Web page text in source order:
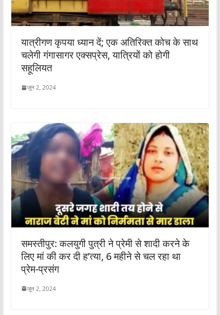
यात्रीगण कृपया ध्यान दें; एक अतिरिक्त कोच के साथ
चलेगी गंगासागर एक्सप्रेस, यात्रियों को होगी
सहूलियत
जून 2, 2024
समस्तीपुर: कलयुगी पुत्री ने प्रेमी से शादी करने के
लिए मां की कर दी ह’त्या, 6 महीने से चल रहा था
प्रेम-प्रसंग
जून 2, 2024